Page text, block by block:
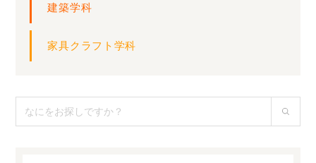
建築学科
家具クラフト学科